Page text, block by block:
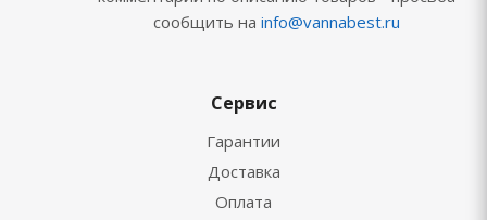
сообщить на info@vannabest.ru
Сервис
Гарантии
Доставка
Оплата